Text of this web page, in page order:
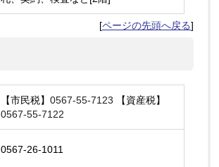
[ページの先頭へ戻る]
【市民税】 0567-55-7123 【資産税】
0567-55-7122
0567-26-1011